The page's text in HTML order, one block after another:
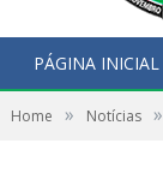
PÁGINA INICIAL
Home » Notícias »